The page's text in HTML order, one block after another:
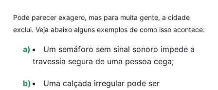
Pode parecer exagero, mas para muita gente, a cidade
exclui. Veja abaixo alguns exemplos de como isso acontece:
Um semáforo sem sinal sonoro impede a
travessia segura de uma pessoa cega;
Uma calçada irregular pode ser